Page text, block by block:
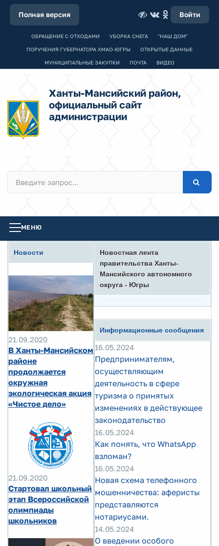
Полная версия Войти
ОБРАЩЕНИЕ С ОТХОДАМИ УБОРКА СНЕГА "НАШ ДОМ"
ПОРУЧЕНИЯ ГУБЕРНАТОРА ХМАО-ЮГРЫ ОТКРЫТЫЕ ДАННЫЕ
МУНИЦИПАЛЬНЫЕ ЗАКУПКИ ПОЧТА ВИДЕО
Ханты-Мансийский район,
официальный сайт
администрации
МЕНЮ
Новости
21.09.2020
В Ханты-Мансийском
районе
продолжается
окружная
экологическая акция
«Чистое дело»
21.09.2020
Стартовал школьный
этап Всероссийской
олимпиады
школьников
Новостная лента
правительства Ханты-
Мансийского автономного
округа - Югры
Информационные сообщения
16.05.2024
Предпринимателям,
осуществляющим
деятельность в сфере
туризма о принятых
изменениях в действующее
законодательство
16.05.2024
Как понять, что WhatsApp
взломан?
16.05.2024
Новая схема телефонного
мошенничества: аферисты
представляются
нотариусами.
14.05.2024
О введении особого